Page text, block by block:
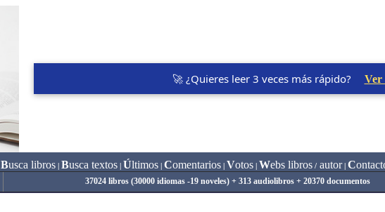
🚀 ¿Quieres leer 3 veces más rápido? Ver
Busca libros| Busca textos| Últimos| Comentarios| Votos| Webs libros/autor| C
37024 libros (30000 idiomas -19 noveles) + 313 audiolibros + 20370 documentos